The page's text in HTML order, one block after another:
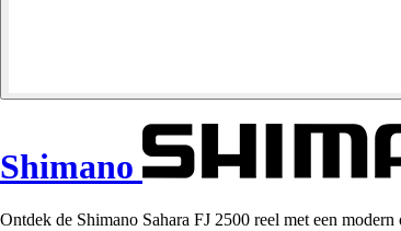
Shimano
Ontdek de Shimano Sahara FJ 2500 reel met een